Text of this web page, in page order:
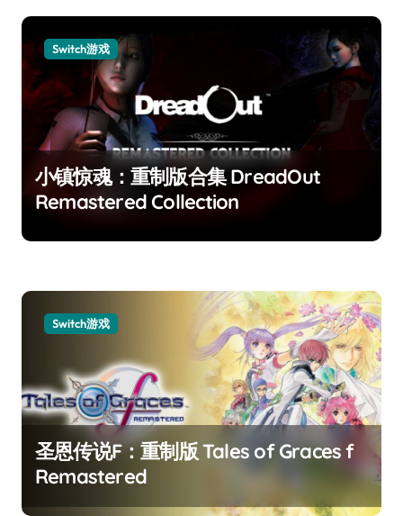
Switch游戏
小镇惊魂：重制版合集 DreadOut
Remastered Collection
Switch游戏
圣恩传说F：重制版 Tales of Graces f
Remastered